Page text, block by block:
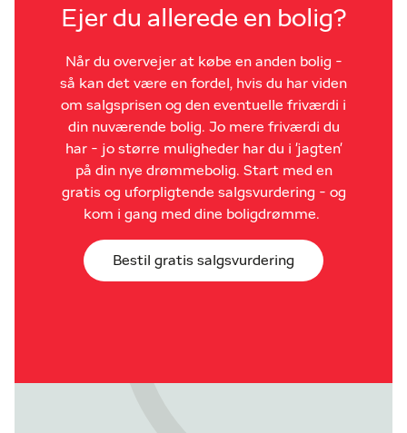
Ejer du allerede en bolig?
Når du overvejer at købe en anden bolig -
så kan det være en fordel, hvis du har viden
om salgsprisen og den eventuelle friværdi i
din nuværende bolig. Jo mere friværdi du
har - jo større muligheder har du i 'jagten'
på din nye drømmebolig. Start med en
gratis og uforpligtende salgsvurdering - og
kom i gang med dine boligdrømme.
Bestil gratis salgsvurdering